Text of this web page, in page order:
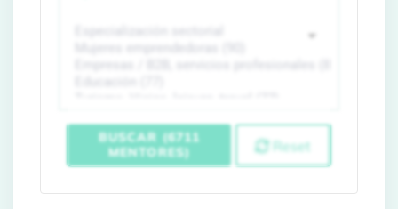
BUSCAR (6711
MENTORES)
Reset